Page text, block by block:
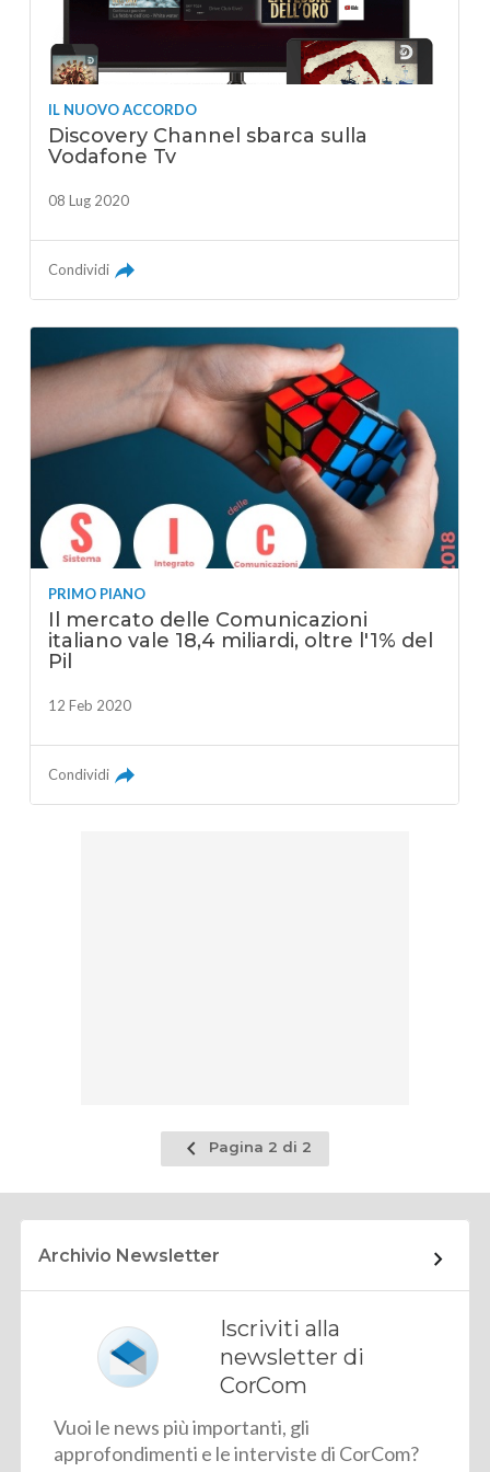
IL NUOVO ACCORDO
Discovery Channel sbarca sulla
Vodafone Tv
08 Lug 2020
Condividi
PRIMO PIANO
Il mercato delle Comunicazioni
italiano vale 18,4 miliardi, oltre l'1% del
Pil
12 Feb 2020
Condividi
Pagina
precedente
Pagina 2 di 2
Archivio Newsletter
Iscriviti alla
newsletter di
CorCom
Vuoi le news più importanti, gli
approfondimenti e le interviste di CorCom?